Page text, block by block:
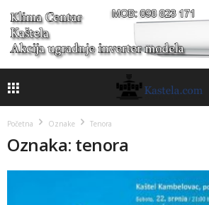
Početna Oznake Tenora
Oznaka: tenora